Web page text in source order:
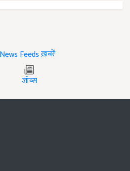
ख़बरें
जॉब्स